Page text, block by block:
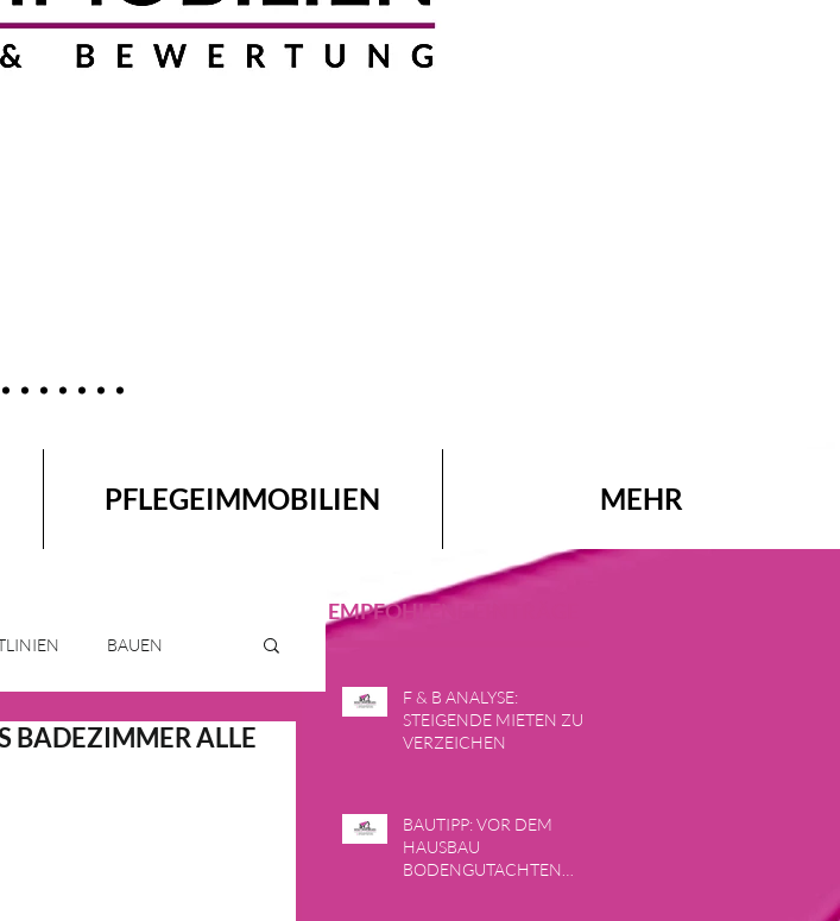
PFLEGEIMMOBILIEN MEHR
BAUEN
WOHNTRENDS
BADEZIMMER ALLE
EMPFOHLENE EINTRÄGE
F & B ANALYSE:
STEIGENDE MIETEN ZU
VERZEICHEN
BAUTIPP: VOR DEM
HAUSBAU
BODENGUTACHTEN